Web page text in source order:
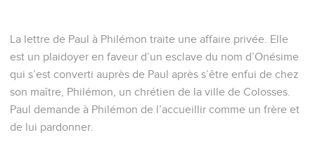
La lettre de Paul à Philémon traite une affaire privée. Elle
est un plaidoyer en faveur d’un esclave du nom d’Onésime
qui s’est converti auprès de Paul après s’être enfui de chez
son maître, Philémon, un chrétien de la ville de Colosses.
Paul demande à Philémon de l’accueillir comme un frère et
de lui pardonner.